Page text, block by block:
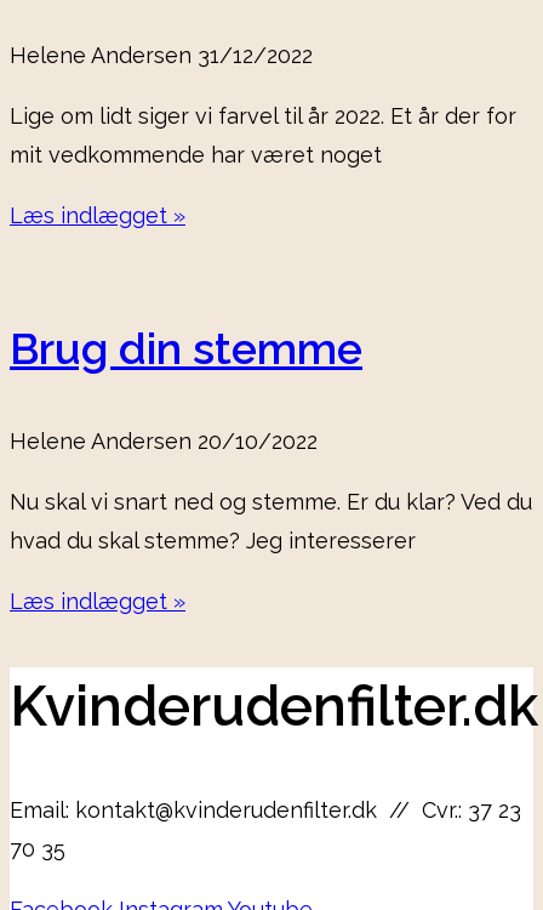
Helene Andersen 31/12/2022
Lige om lidt siger vi farvel til år 2022. Et år der for
mit vedkommende har været noget
Læs indlægget »
Brug din stemme
Helene Andersen 20/10/2022
Nu skal vi snart ned og stemme. Er du klar? Ved du
hvad du skal stemme? Jeg interesserer
Læs indlægget »
Kvinderudenfilter.dk
Email: kontakt@kvinderudenfilter.dk // Cvr.: 37 23
70 35